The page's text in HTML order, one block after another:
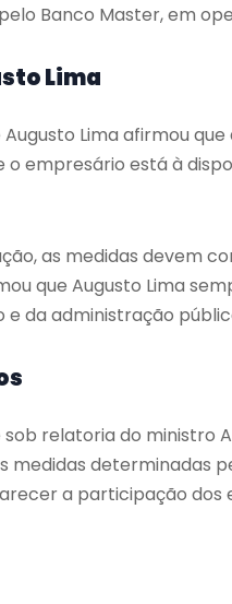
Banco Master, em
Lima
Lima afirmou
o empresário está à
as medidas devem
que Augusto Lima
e da administração
relatoria do ministro
medidas determinadas
a participação dos